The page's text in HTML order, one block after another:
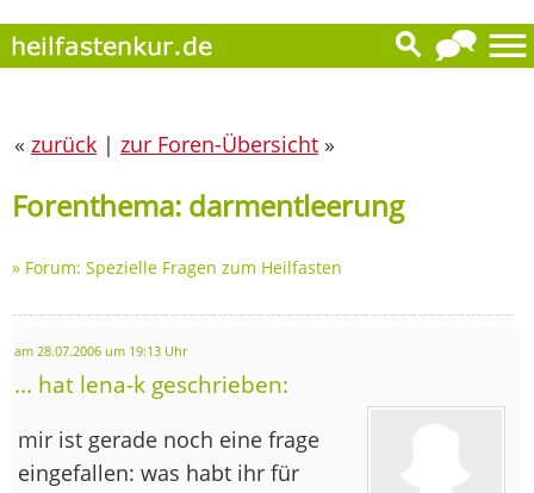
« zurück | zur Foren-Übersicht »
Forenthema: darmentleerung
» Forum: Spezielle Fragen zum Heilfasten
am 28.07.2006 um 19:13 Uhr
... hat lena-k geschrieben:
mir ist gerade noch eine frage
eingefallen: was habt ihr für